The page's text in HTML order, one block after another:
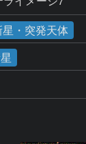
・突発天体